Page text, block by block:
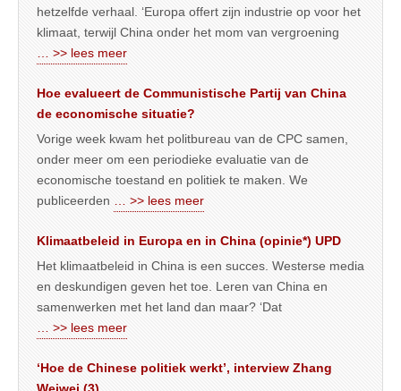
hetzelfde verhaal. ‘Europa offert zijn industrie op voor het
klimaat, terwijl China onder het mom van vergroening
… >> lees meer
Hoe evalueert de Communistische Partij van China
de economische situatie?
Vorige week kwam het politbureau van de CPC samen,
onder meer om een periodieke evaluatie van de
economische toestand en politiek te maken. We
publiceerden
… >> lees meer
Klimaatbeleid in Europa en in China (opinie*) UPD
Het klimaatbeleid in China is een succes. Westerse media
en deskundigen geven het toe. Leren van China en
samenwerken met het land dan maar? ‘Dat
… >> lees meer
‘Hoe de Chinese politiek werkt’, interview Zhang